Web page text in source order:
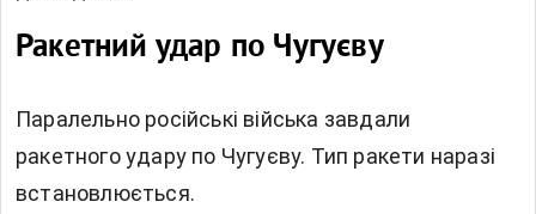
Ракетний удар по Чугуєву
Паралельно російські війська завдали
ракетного удару по Чугуєву. Тип ракети наразі
встановлюється.